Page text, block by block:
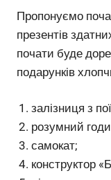
Пропонуємо
презентів
почати буде
подарунків
залізниця з
розумний
самокат;
конструктор